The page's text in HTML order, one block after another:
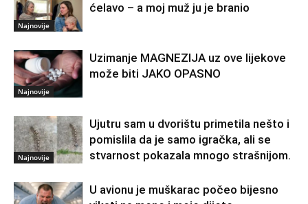
Najnovije
ćelavo – a moj muž ju je branio
Najnovije
Uzimanje MAGNEZIJA uz ove lijekove
može biti JAKO OPASNO
Najnovije
Ujutru sam u dvorištu primetila nešto i
pomislila da je samo igračka, ali se
stvarnost pokazala mnogo strašnijom.
U avionu je muškarac počeo bijesno